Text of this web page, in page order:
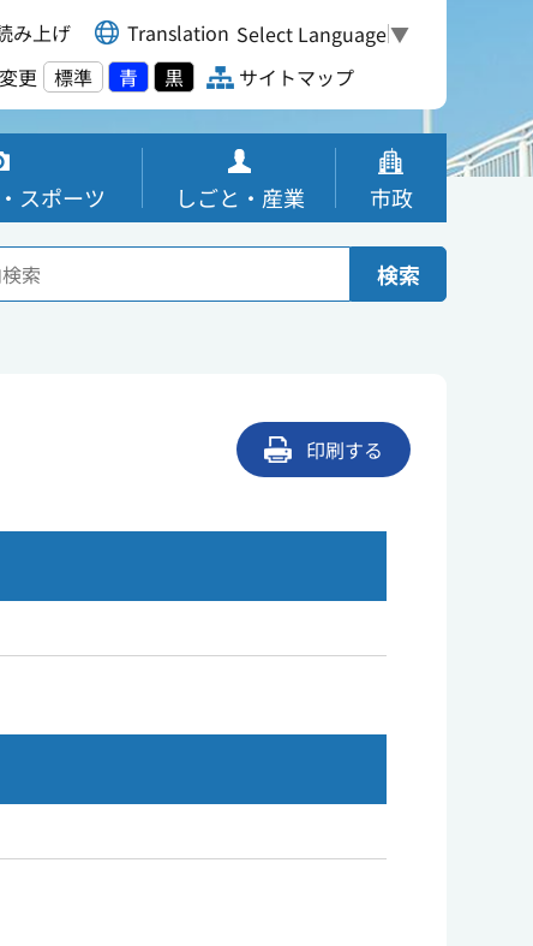
み上げ Translation Select Language▼
更 標準 青 黒 サイトマップ
スポーツ しごと・産業 市政
検索
印刷する